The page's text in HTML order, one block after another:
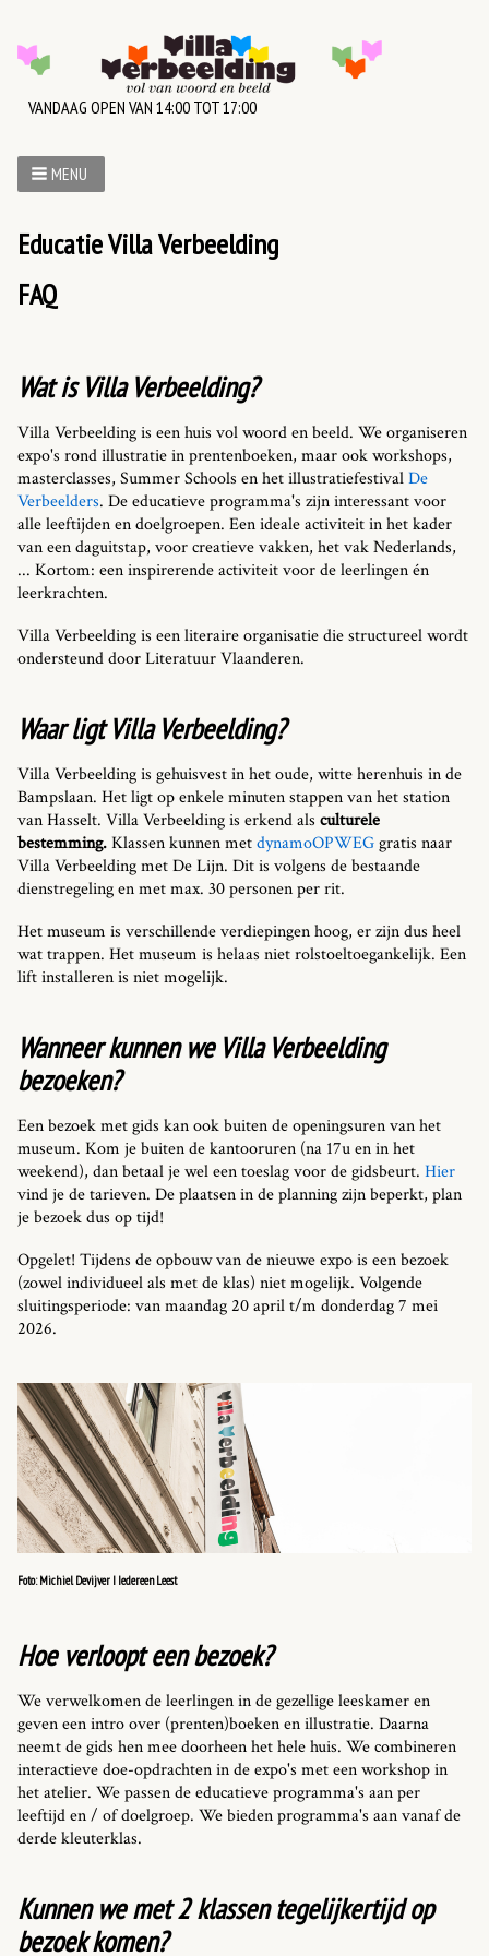
VANDAAG OPEN VAN 14:00 TOT 17:00
MENU
Educatie Villa Verbeelding
FAQ
Wat is Villa Verbeelding?
Villa Verbeelding is een huis vol woord en beeld. We organiseren
expo's rond illustratie in prentenboeken, maar ook workshops,
masterclasses, Summer Schools en het illustratiefestivalDe
Verbeelders. De educatieve programma's zijn interessant voor
alle leeftijden en doelgroepen. Een ideale activiteit in het kader
van een daguitstap, voor creatieve vakken, het vak Nederlands,
... Kortom: een inspirerende activiteit voor de leerlingen én
leerkrachten.
Villa Verbeelding is een literaire organisatie die structureel wordt
ondersteund door Literatuur Vlaanderen.
Waar ligt Villa Verbeelding?
Villa Verbeelding is gehuisvest in het oude, witte herenhuis in de
Bampslaan. Het ligt op enkele minuten stappen van het station
van Hasselt. Villa Verbeelding is erkend als culturele
bestemming.Klassen kunnen metdynamoOPWEGgratis naar
Villa Verbeelding met De Lijn. Dit is volgens de bestaande
dienstregeling en met max. 30 personen per rit.
Het museum is verschillende verdiepingen hoog, er zijn dus heel
wat trappen. Het museum is helaas niet rolstoeltoegankelijk. Een
lift installeren is niet mogelijk.
Wanneer kunnen we Villa Verbeelding
bezoeken?
Een bezoek met gids kan ook buiten de openingsuren van het
museum. Kom je buiten de kantooruren (na 17u en in het
weekend), dan betaal je wel een toeslag voor de gidsbeurt. Hier
vind je de tarieven. De plaatsen in de planning zijn beperkt, plan
je bezoek dus op tijd!
Opgelet! Tijdens de opbouw van de nieuwe expo is een bezoek
(zowel individueel als met de klas) niet mogelijk. Volgende
sluitingsperiode: van maandag 20 april t/m donderdag 7 mei
2026.
Foto: Michiel Devijver I Iedereen Leest
Hoe verloopt een bezoek?
We verwelkomen de leerlingen in de gezellige leeskamer en
geven een intro over (prenten)boeken en illustratie. Daarna
neemt de gids hen mee doorheen het hele huis. We combineren
interactieve doe-opdrachten in de expo's met een workshop in
het atelier. We passen de educatieve programma's aan per
leeftijd en / of doelgroep. We bieden programma's aan vanaf de
derde kleuterklas.
Kunnen we met 2 klassen tegelijkertijd op
bezoek komen?